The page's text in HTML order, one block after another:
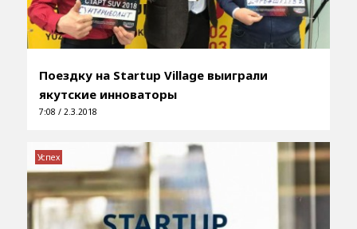
Поездку на Startup Village выиграли
якутские инноваторы
7:08 / 2.3.2018
Успех